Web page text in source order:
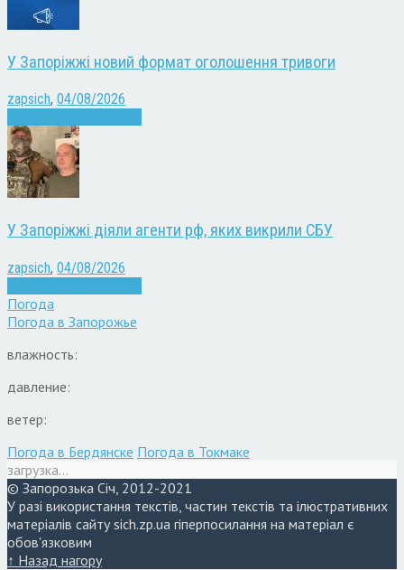
У Запоріжжі новий формат оголошення тривоги
zapsich, 04/08/2026
У Запоріжжі діяли агенти рф, яких викрили СБУ
zapsich, 04/08/2026
Погода
Погода в Запорожье
влажность:
давление:
ветер:
Погода в Бердянске Погода в Токмаке
загрузка...
© Запорозька Січ, 2012-2021
У разі використання текстів, частин текстів та ілюстративних
матеріалів сайту sich.zp.ua гіперпосилання на матеріал є
обов'язковим
↑ Назад нагору